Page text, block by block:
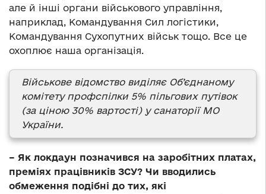
але й інші органи військового управління,
наприклад, Командування Сил логістики,
Командування Сухопутних військ тощо. Все це
охоплює наша організація.
Військове відомство виділяє Об’єднаному
комітету профспілки 5% пільгових путівок
(за ціною 30% вартості) у санаторії МО
України.
– Як локдаун позначився на заробітних платах,
преміях працівників ЗСУ? Чи вводились
обмеження подібні до тих, які